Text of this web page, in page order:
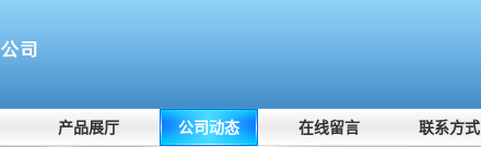
产品展厅 公司动态 在线留言 联系方式